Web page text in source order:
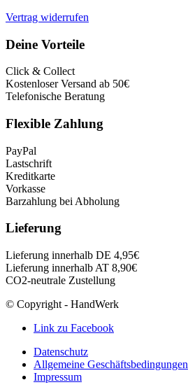
Vertrag widerrufen
Deine Vorteile
Click & Collect
Kostenloser Versand ab 50€
Telefonische Beratung
Flexible Zahlung
PayPal
Lastschrift
Kreditkarte
Vorkasse
Barzahlung bei Abholung
Lieferung
Lieferung innerhalb DE 4,95€
Lieferung innerhalb AT 8,90€
CO2-neutrale Zustellung
© Copyright - HandWerk
Link zu Facebook
Datenschutz
Allgemeine Geschäftsbedingungen
Impressum